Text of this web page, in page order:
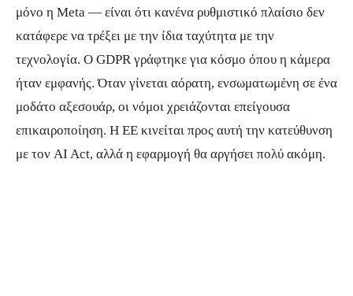
μόνο η Meta — είναι ότι κανένα ρυθμιστικό πλαίσιο δεν
κατάφερε να τρέξει με την ίδια ταχύτητα με την
τεχνολογία. Ο GDPR γράφτηκε για κόσμο όπου η κάμερα
ήταν εμφανής. Όταν γίνεται αόρατη, ενσωματωμένη σε ένα
μοδάτο αξεσουάρ, οι νόμοι χρειάζονται επείγουσα
επικαιροποίηση. Η ΕΕ κινείται προς αυτή την κατεύθυνση
με τον AI Act, αλλά η εφαρμογή θα αργήσει πολύ ακόμη.